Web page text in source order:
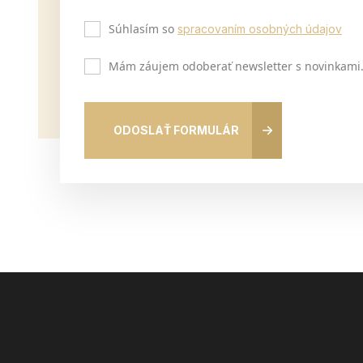
Súhlasím so spracovaním osobných údajov
Mám záujem odoberať newsletter s novinkami.
ODOSLAŤ FORMULÁR